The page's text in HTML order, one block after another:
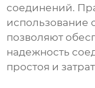
соединений.
использование
позволяют
надежность
простоя и